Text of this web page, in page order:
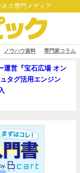
ス専門メディア
ノウハウ資料 専門家コラム
運営『宝石広場 オン
タグ活用エンジン